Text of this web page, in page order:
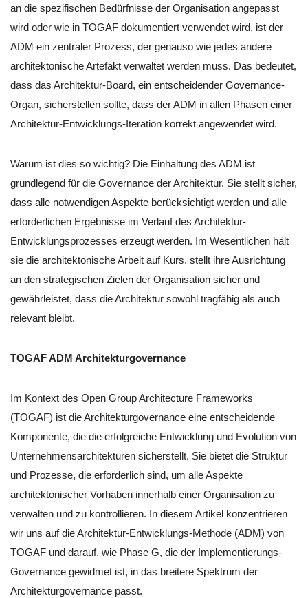
an die spezifischen Bedürfnisse der Organisation angepasst
wird oder wie in TOGAF dokumentiert verwendet wird, ist der
ADM ein zentraler Prozess, der genauso wie jedes andere
architektonische Artefakt verwaltet werden muss. Das bedeutet,
dass das Architektur-Board, ein entscheidender Governance-
Organ, sicherstellen sollte, dass der ADM in allen Phasen einer
Architektur-Entwicklungs-Iteration korrekt angewendet wird.
Warum ist dies so wichtig? Die Einhaltung des ADM ist
grundlegend für die Governance der Architektur. Sie stellt sicher,
dass alle notwendigen Aspekte berücksichtigt werden und alle
erforderlichen Ergebnisse im Verlauf des Architektur-
Entwicklungsprozesses erzeugt werden. Im Wesentlichen hält
sie die architektonische Arbeit auf Kurs, stellt ihre Ausrichtung
an den strategischen Zielen der Organisation sicher und
gewährleistet, dass die Architektur sowohl tragfähig als auch
relevant bleibt.
TOGAF ADM Architekturgovernance
Im Kontext des Open Group Architecture Frameworks
(TOGAF) ist die Architekturgovernance eine entscheidende
Komponente, die die erfolgreiche Entwicklung und Evolution von
Unternehmensarchitekturen sicherstellt. Sie bietet die Struktur
und Prozesse, die erforderlich sind, um alle Aspekte
architektonischer Vorhaben innerhalb einer Organisation zu
verwalten und zu kontrollieren. In diesem Artikel konzentrieren
wir uns auf die Architektur-Entwicklungs-Methode (ADM) von
TOGAF und darauf, wie Phase G, die der Implementierungs-
Governance gewidmet ist, in das breitere Spektrum der
Architekturgovernance passt.